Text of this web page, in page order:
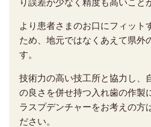
より患者さまのお口にフィット
ため、地元ではなくあえて県外
す。
技術力の高い技工所と協力し、
の良さを併せ持つ入れ歯の作製
ラスプデンチャーをお考えの方
ださい。